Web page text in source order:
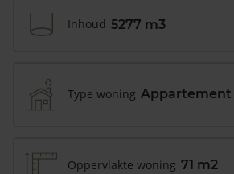
Inhoud 5277 m3
Type woning Appartement
Oppervlakte woning 71 m2